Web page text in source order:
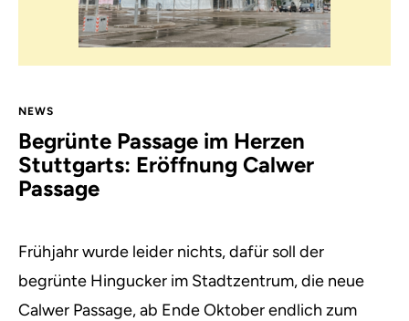
NEWS
Begrünte Passage im Herzen
Stuttgarts: Eröffnung Calwer
Passage
Frühjahr wurde leider nichts, dafür soll der
begrünte Hingucker im Stadtzentrum, die neue
Calwer Passage, ab Ende Oktober endlich zum